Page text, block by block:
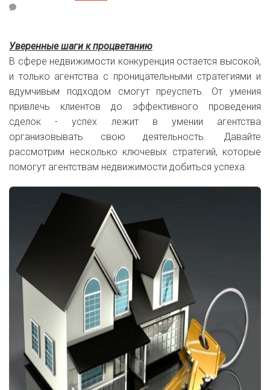
Уверенные шаги к процветанию
В сфере недвижимости конкуренция остается высокой,
и только агентства с проницательными стратегиями и
вдумчивым подходом смогут преуспеть. От умения
привлечь клиентов до эффективного проведения
сделок - успех лежит в умении агентства
организовывать свою деятельность. Давайте
рассмотрим несколько ключевых стратегий, которые
помогут агентствам недвижимости добиться успеха.